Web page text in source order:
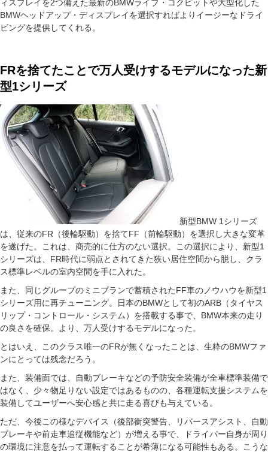
ィスプレイを2つ備えた最新のBMWライブ・コクピットや大型化した
BMWヘッドアップ・ディスプレイを選択すればよりイージーなドライ
ビングを提供してくれる。
FRを捨てたことで万人受けするモデルになった新
型1シリーズ
新型BMW 1シリーズ
は、従来のFR（後輪駆動）を捨てFF（前輪駆動）を選択し大きな変革
を遂げた。これは、商売的に仕方のない選択。この選択により、新型1
シリーズは、FR時代に弱点とされてきた狭い居住空間から脱し、クラ
ス標準レベルの室内空間を手に入れた。
また、同じグループのミニブランで蓄積されたFF車のノウハウを新型1
シリーズ用に再チューニング。日本のBMWとして初のARB（タイヤス
リップ・コントロール・システム）を搭載する事で、BMW本来の走り
の良さを確保。より、万人受けするモデルになった。
とはいえ、このクラス唯一のFRが無くなったことは、生粋のBMWファ
ンにとっては残念だろう。
また、装備面では、自動ブレーキなどの予防安全装備が全車標準装備で
はなく、少々物足りない設定ではあるものの、各種運転支援システムを
装備してユーザーへ安心感と共に走る喜びも与えている。
ただ、今後この様なデバイス（後部衝突警告、リバースアシスト、自動
ブレーキや前走車追従機能など）が増える事で、ドライバー自身が周り
の環境に注意を払って運転することが希薄になる可能性もある。こうな